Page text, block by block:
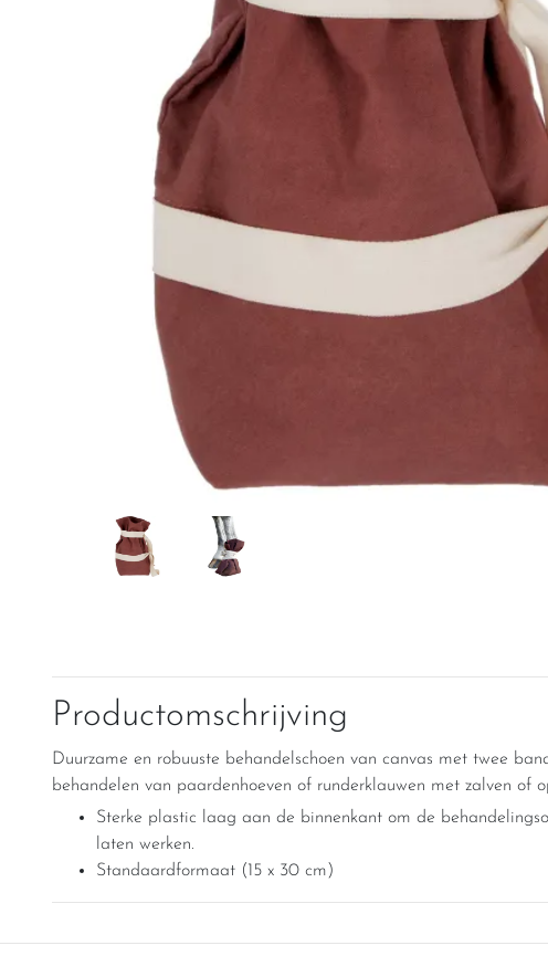
Productomschrijving
Duurzame en robuuste behandelschoen van canvas met twee
behandelen van paardenhoeven of runderklauwen met zalven of
Sterke plastic laag aan de binnenkant om de
laten werken.
Standaardformaat (15 x 30 cm)